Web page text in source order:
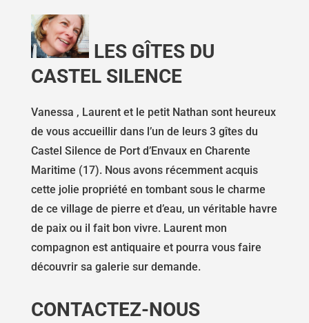
LES GÎTES DU
CASTEL SILENCE
Vanessa , Laurent et le petit Nathan sont heureux
de vous accueillir dans l’un de leurs 3 gîtes du
Castel Silence de Port d’Envaux en Charente
Maritime (17). Nous avons récemment acquis
cette jolie propriété en tombant sous le charme
de ce village de pierre et d’eau, un véritable havre
de paix ou il fait bon vivre. Laurent mon
compagnon est antiquaire et pourra vous faire
découvrir sa galerie sur demande.
CONTACTEZ-NOUS